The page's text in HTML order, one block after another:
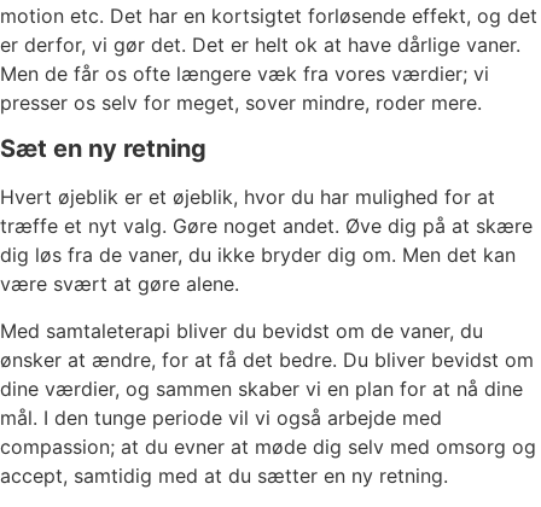
motion etc. Det har en kortsigtet forløsende effekt, og det
er derfor, vi gør det. Det er helt ok at have dårlige vaner.
Men de får os ofte længere væk fra vores værdier; vi
presser os selv for meget, sover mindre, roder mere.
Sæt en ny retning
Hvert øjeblik er et øjeblik, hvor du har mulighed for at
træffe et nyt valg. Gøre noget andet. Øve dig på at skære
dig løs fra de vaner, du ikke bryder dig om. Men det kan
være svært at gøre alene.
Med samtaleterapi bliver du bevidst om de vaner, du
ønsker at ændre, for at få det bedre. Du bliver bevidst om
dine værdier, og sammen skaber vi en plan for at nå dine
mål. I den tunge periode vil vi også arbejde med
compassion; at du evner at møde dig selv med omsorg og
accept, samtidig med at du sætter en ny retning.